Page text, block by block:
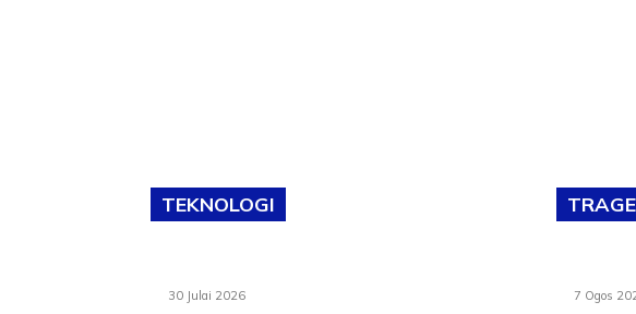
TEKNOLOGI
30 Julai 2026 7 Ogos